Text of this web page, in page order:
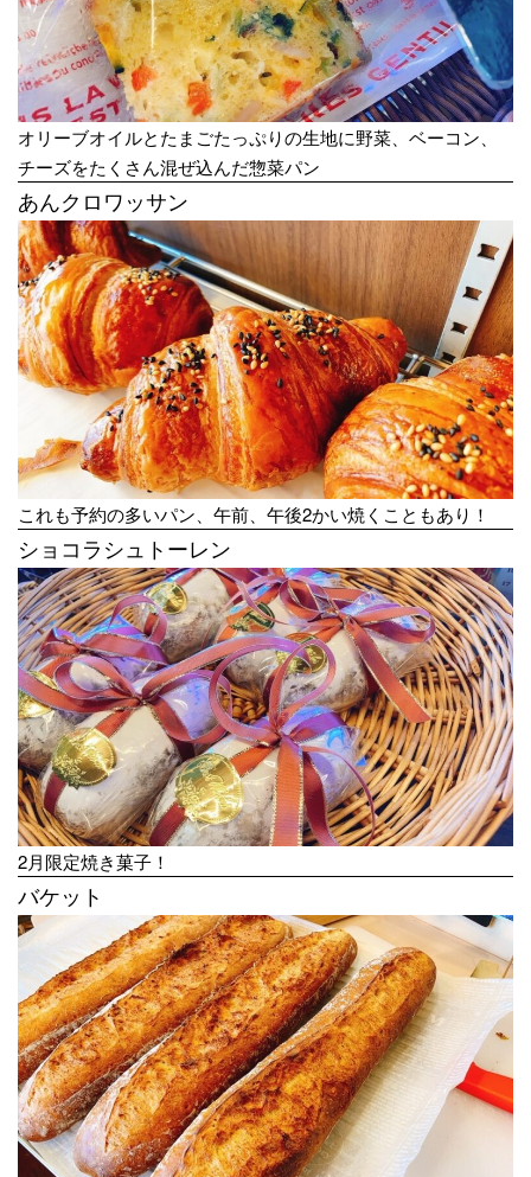
オリーブオイルとたまごたっぷりの生地に野菜、ベーコン、
チーズをたくさん混ぜ込んだ惣菜パン
あんクロワッサン
これも予約の多いパン、午前、午後2かい焼くこともあり！
ショコラシュトーレン
2月限定焼き菓子！
バケット